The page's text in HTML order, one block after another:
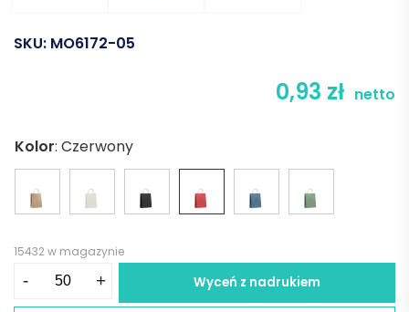
SKU: MO6172-05
0,93 zł netto
Kolor: Czerwony
15432 w magazynie
- + Wyceń z nadrukiem